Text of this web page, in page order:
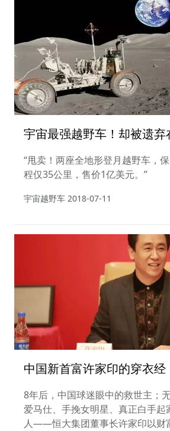
宇宙最强越野车！却被遗弃
38000公里外的荒漠
“甩卖！两座全地形登月越野车，
程仅35公里，售价1亿美元。”
宇宙越野车 2018-07-11
中国新首富许家印的穿衣经
8年后，中国球迷眼中的救世主；
爱马仕、手挽女明星、真正白手起
人——恒大集团董事长许家印以财